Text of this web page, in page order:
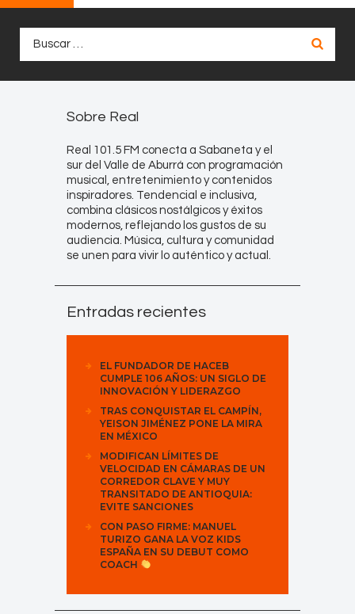
Sobre Real
Real 101.5 FM conecta a Sabaneta y el
sur del Valle de Aburrá con programación
musical, entretenimiento y contenidos
inspiradores. Tendencial e inclusiva,
combina clásicos nostálgicos y éxitos
modernos, reflejando los gustos de su
audiencia. Música, cultura y comunidad
se unen para vivir lo auténtico y actual.
Entradas recientes
EL FUNDADOR DE HACEB
CUMPLE 106 AÑOS: UN SIGLO DE
INNOVACIÓN Y LIDERAZGO
TRAS CONQUISTAR EL CAMPÍN,
YEISON JIMÉNEZ PONE LA MIRA
EN MÉXICO
MODIFICAN LÍMITES DE
VELOCIDAD EN CÁMARAS DE UN
CORREDOR CLAVE Y MUY
TRANSITADO DE ANTIOQUIA:
EVITE SANCIONES
CON PASO FIRME: MANUEL
TURIZO GANA LA VOZ KIDS
ESPAÑA EN SU DEBUT COMO
COACH